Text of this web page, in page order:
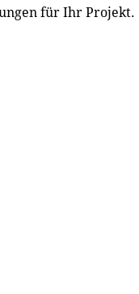
für Ihr Projekt.